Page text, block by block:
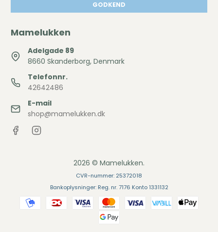
GODKEND
Mamelukken
Adelgade 89
8660 Skanderborg, Denmark
Telefonnr.
42642486
E-mail
shop@mamelukken.dk
2026 © Mamelukken.
CVR-nummer: 25372018
Bankoplysninger: Reg. nr. 7176 Konto 1331132